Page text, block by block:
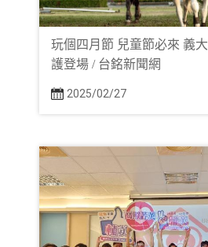
玩個四月節 兒童節必來 義
護登場 / 台銘新聞網
2025/02/27